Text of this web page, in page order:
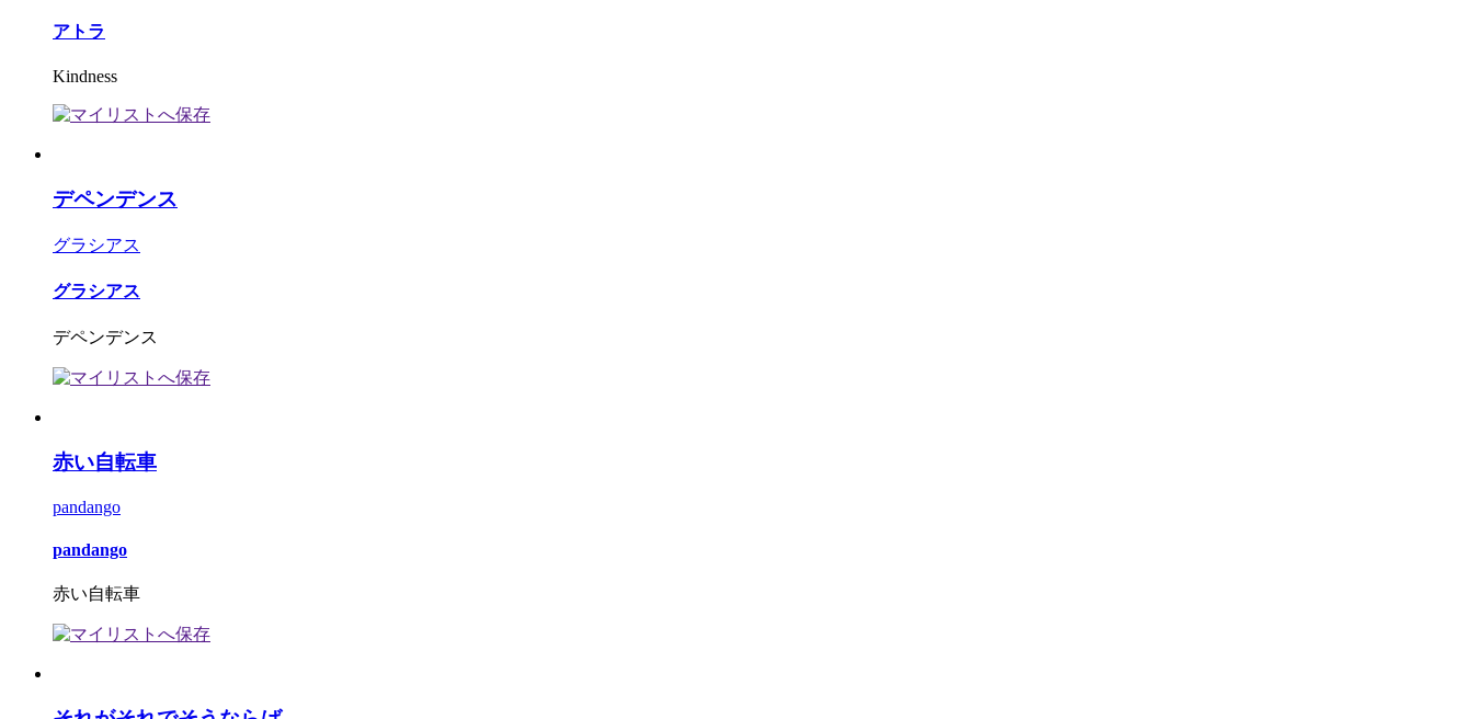
アトラ
Kindness
デペンデンス
グラシアス
グラシアス
デペンデンス
赤い自転車
pandango
pandango
赤い自転車